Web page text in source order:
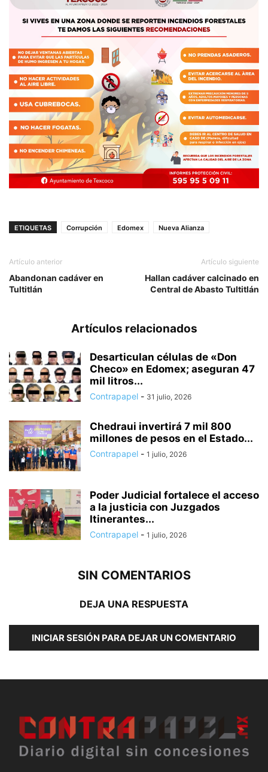
ETIQUETAS Corrupción Edomex Nueva Alianza
Artículo anterior
Abandonan cadáver en
Tultitlán
Artículo siguiente
Hallan cadáver calcinado en
Central de Abasto Tultitlán
Artículos relacionados
Desarticulan células de «Don
Checo» en Edomex; aseguran 47
mil litros...
Contrapapel - 31 julio, 2026
Chedraui invertirá 7 mil 800
millones de pesos en el Estado...
Contrapapel - 1 julio, 2026
Poder Judicial fortalece el acceso
a la justicia con Juzgados
Itinerantes...
Contrapapel - 1 julio, 2026
SIN COMENTARIOS
DEJA UNA RESPUESTA
INICIAR SESIÓN PARA DEJAR UN COMENTARIO